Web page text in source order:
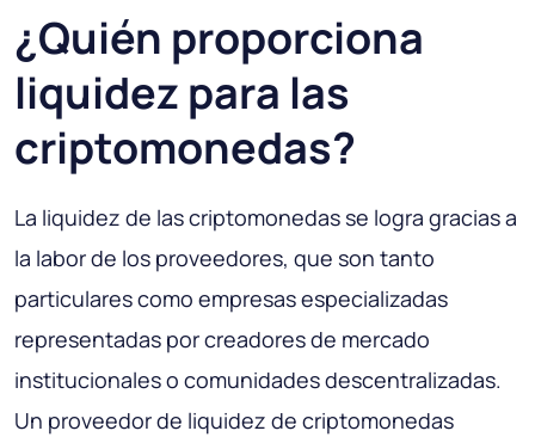
¿Quién proporciona
liquidez para las
criptomonedas?
La liquidez de las criptomonedas se logra gracias a
la labor de los proveedores, que son tanto
particulares como empresas especializadas
representadas por creadores de mercado
institucionales o comunidades descentralizadas.
Un proveedor de liquidez de criptomonedas